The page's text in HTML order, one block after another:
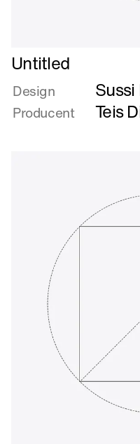
Læs
mere
om
Untitled
Untitled
Design
Producent Teis